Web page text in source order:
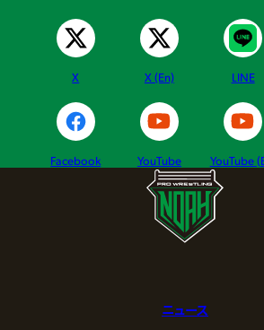
X X (En) LINE
Facebook YouTube YouTube
ニュース